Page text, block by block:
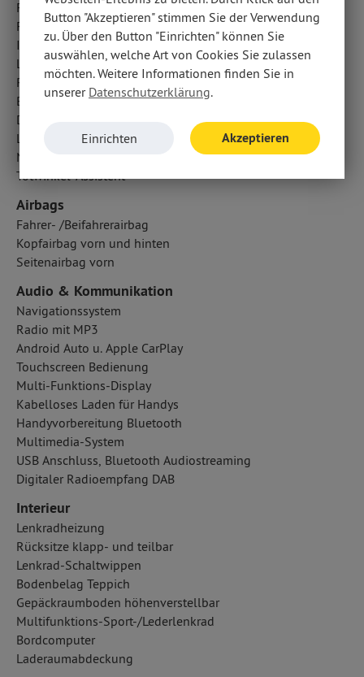
Fahrlichtautomatik
Frontkamera
ISOFIX Kindersitzbefestigung
Lichtsensor
Reifendruckkontrolle
Berganfahrassistent
Diebstahlwarnanlage
LED-Tagfahrlicht
Notbremsassistent
Totwinkel-Assistent
Airbags
Fahrer- /Beifahrerairbag
Kopfairbag vorn und hinten
Seitenairbag vorn
Audio & Kommunikation
Navigationssystem
Radio mit MP3
Android Auto u. Apple CarPlay
Touchscreen Bedienung
Multi-Funktions-Display
Kabelloses Laden für Handys
Handyvorbereitung Bluetooth
Multimedia-System
USB Anschluss, Bluetooth Audiostreaming
Digitaler Radioempfang DAB
Interieur
Lenkradheizung
Rücksitze klapp- und teilbar
Lenkrad-Schaltwippen
Bodenbelag Teppich
Gepäckraumboden höhenverstellbar
Multifunktions-Sport-/Lederlenkrad
Bordcomputer
Laderaumabdeckung
Button "Akzeptieren" stimmen Sie der Verwendung
zu. Über den Button "Einrichten" können Sie
auswählen, welche Art von Cookies Sie zulassen
möchten. Weitere Informationen finden Sie in
unserer Datenschutzerklärung.
Einrichten Akzeptieren